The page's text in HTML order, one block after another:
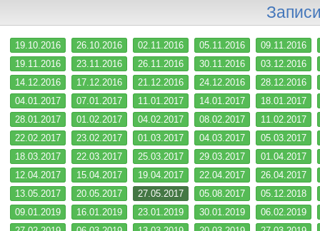
19.10.2016 26.10.2016 02.11.2016 05.11.2016
09.11.2016
19.11.2016
23.11.2016 26.11.2016 30.11.2016
03.12.2016
14.12.2016
17.12.2016 21.12.2016 24.12.2016
28.12.2016
04.01.2017
07.01.2017 11.01.2017 14.01.2017
18.01.2017
28.01.2017
01.02.2017 04.02.2017 08.02.2017
11.02.2017
22.02.2017
23.02.2017 01.03.2017 04.03.2017
05.03.2017
18.03.2017
22.03.2017 25.03.2017 29.03.2017
01.04.2017
12.04.2017
15.04.2017 19.04.2017 22.04.2017
26.04.2017
13.05.2017
20.05.2017 27.05.2017 05.08.2017
05.12.2018
09.01.2019
16.01.2019 23.01.2019 30.01.2019
06.02.2019